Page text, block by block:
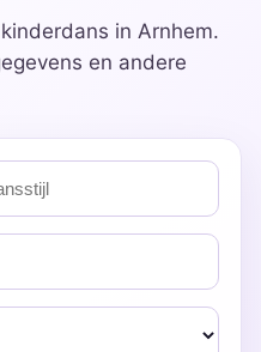
in Arnhem.
en andere